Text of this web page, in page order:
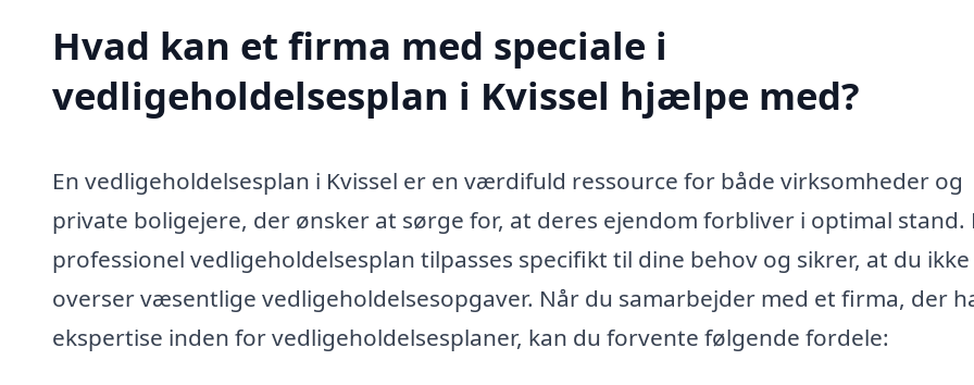
Hvad kan et firma med speciale i
vedligeholdelsesplan i Kvissel hjælpe med?
En vedligeholdelsesplan i Kvissel er en værdifuld ressource for både virksomheder og
private boligejere, der ønsker at sørge for, at deres ejendom forbliver i optimal stand.
professionel vedligeholdelsesplan tilpasses specifikt til dine behov og sikrer, at du ikke
overser væsentlige vedligeholdelsesopgaver. Når du samarbejder med et firma, der
ekspertise inden for vedligeholdelsesplaner, kan du forvente følgende fordele: